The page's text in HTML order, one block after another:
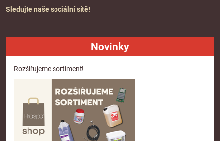
Sledujte naše sociální sítě!
Novinky
Rozšiřujeme sortiment!